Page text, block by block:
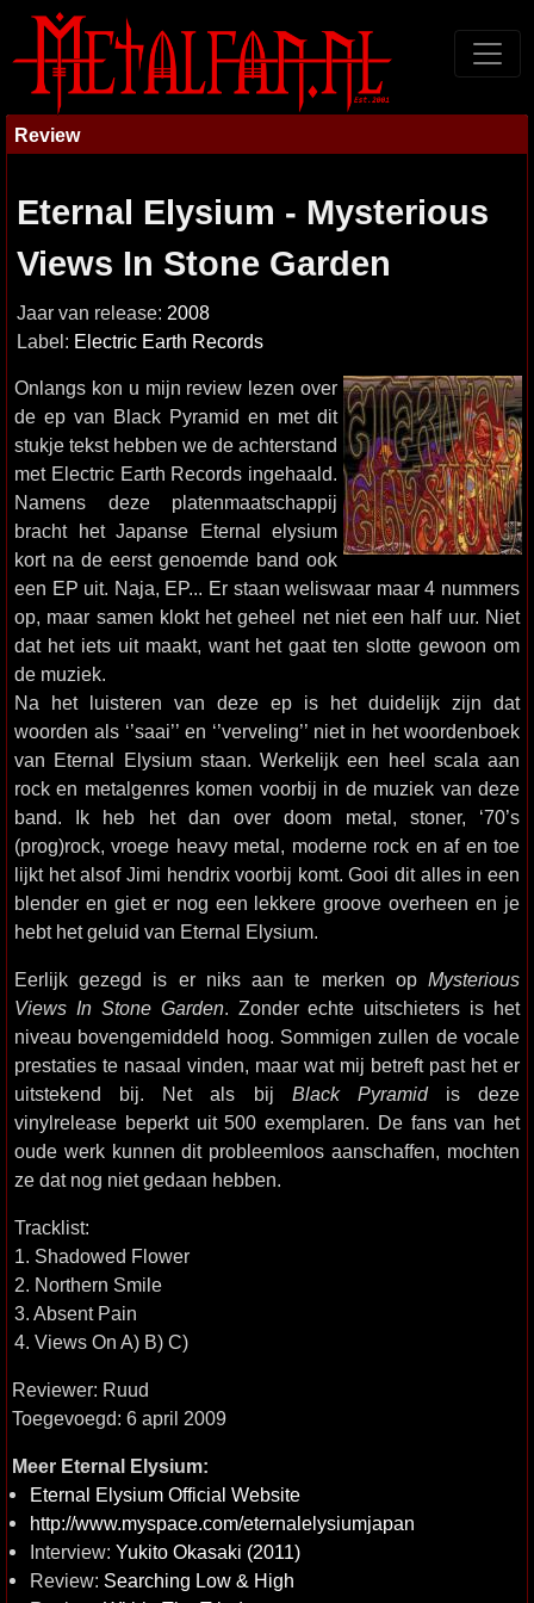
Review
Eternal Elysium - Mysterious
Views In Stone Garden
Jaar van release: 2008
Label: Electric Earth Records
Onlangs kon u mijn review lezen over
de ep van Black Pyramid en met dit
stukje tekst hebben we de achterstand
met Electric Earth Records ingehaald.
Namens deze platenmaatschappij
bracht het Japanse Eternal elysium
kort na de eerst genoemde band ook
een EP uit. Naja, EP... Er staan weliswaar maar 4 nummers
op, maar samen klokt het geheel net niet een half uur. Niet
dat het iets uit maakt, want het gaat ten slotte gewoon om
de muziek.
Na het luisteren van deze ep is het duidelijk zijn dat
woorden als ‘’saai’’ en ‘’verveling’’ niet in het woordenboek
van Eternal Elysium staan. Werkelijk een heel scala aan
rock en metalgenres komen voorbij in de muziek van deze
band. Ik heb het dan over doom metal, stoner, ‘70’s
(prog)rock, vroege heavy metal, moderne rock en af en toe
lijkt het alsof Jimi hendrix voorbij komt. Gooi dit alles in een
blender en giet er nog een lekkere groove overheen en je
hebt het geluid van Eternal Elysium.
Eerlijk gezegd is er niks aan te merken op Mysterious
Views In Stone Garden. Zonder echte uitschieters is het
niveau bovengemiddeld hoog. Sommigen zullen de vocale
prestaties te nasaal vinden, maar wat mij betreft past het er
uitstekend bij. Net als bij Black Pyramidis deze
vinylrelease beperkt uit 500 exemplaren. De fans van het
oude werk kunnen dit probleemloos aanschaffen, mochten
ze dat nog niet gedaan hebben.
Tracklist:
1. Shadowed Flower
2. Northern Smile
3. Absent Pain
4. Views On A) B) C)
Reviewer: Ruud
Toegevoegd: 6 april 2009
Meer Eternal Elysium:
Eternal Elysium Official Website
http://www.myspace.com/eternalelysiumjapan
Interview: Yukito Okasaki (2011)
Review: Searching Low & High